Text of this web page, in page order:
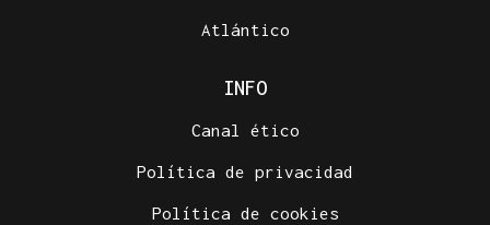
Atlántico
INFO
Canal ético
Política de privacidad
Política de cookies